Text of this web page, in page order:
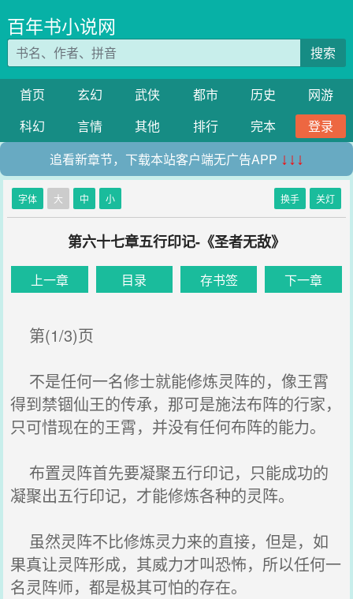
百年书小说网
搜索
首页 玄幻 武侠 都市 历史
网游
科幻
言情 其他 排行 完本
登录
追看新章节，下载本站客户端无广告APP ↓↓↓
字体 大 中 小 换手 关灯
第六十七章五行印记-《圣者无敌》
上一章 目录 存书签 下一章
第(1/3)页
不是任何一名修士就能修炼灵阵的，像王霄
得到禁锢仙王的传承，那可是施法布阵的行家，
只可惜现在的王霄，并没有任何布阵的能力。
布置灵阵首先要凝聚五行印记，只能成功的
凝聚出五行印记，才能修炼各种的灵阵。
虽然灵阵不比修炼灵力来的直接，但是，如
果真让灵阵形成，其威力才叫恐怖，所以任何一
名灵阵师，都是极其可怕的存在。